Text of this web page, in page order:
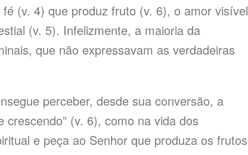
(v. 4) que produz fruto (v. 6), o amor visível
(v. 5). Infelizmente, a maioria da
que não expressavam as verdadeiras
perceber, desde sua conversão, a
(v. 6), como na vida dos
e peça ao Senhor que produza os frutos